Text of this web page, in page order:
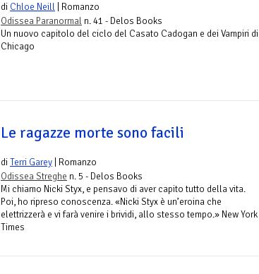
di Chloe Neill | Romanzo
Odissea Paranormal n. 41 - Delos Books
Un nuovo capitolo del ciclo del Casato Cadogan e dei Vampiri di
Chicago
Le ragazze morte sono facili
diTerri Garey | Romanzo
Odissea Streghe n. 5 - Delos Books
Mi chiamo Nicki Styx, e pensavo di aver capito tutto della vita.
Poi, ho ripreso conoscenza. «Nicki Styx è un’eroina che
elettrizzerà e vi farà venire i brividi, allo stesso tempo.» New York
Times